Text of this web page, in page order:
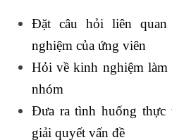
Đặt câu hỏi liên
nghiệm của ứng viên
Hỏi về kinh nghiệm làm
nhóm
Đưa ra tình huống thực
giải quyết vấn đề